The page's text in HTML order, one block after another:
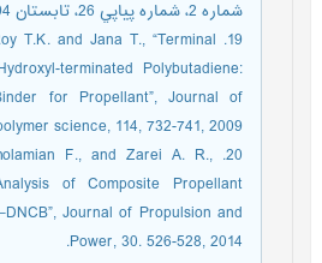
شماره 2، شماره پياپي 26، تابستان 94: ص74-65.
Roy T.K. and Jana T., “Terminal
terminated Polybutadiene:
for Propellant”, Journal of
science, 114, 732-741, 2009.
F., and Zarei A. R.,
of Composite Propellant
Journal of Propulsion and
Power, 30. 526-528, 2014.